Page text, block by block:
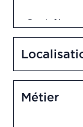
Contrôle
Dispositifs
Métier